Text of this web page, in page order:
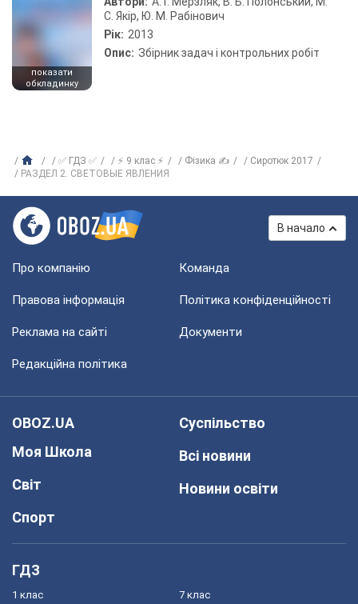
показати
обкладинку
С. Якір, Ю. М. Рабінович
Рік: 2013
Опис: Збірник задач і контрольних робіт
✅ ГДЗ ✅ ⚡ 9 клас ⚡ Фізика ✍
Сиротюк 2017
РАЗДЕЛ 2. СВЕТОВЫЕ ЯВЛЕНИЯ
В начало
Про компанію Команда
Правова інформація Політика конфіденційності
Реклама на сайті Документи
Редакційна політика
OBOZ.UA
Моя Школа
Світ
Спорт
Суспільство
Всі новини
Новини освіти
ГДЗ
1 клас 7 клас